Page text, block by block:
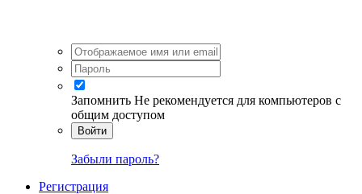
Запомнить Не рекомендуется для компьютеров с
общим доступом
Войти
Забыли пароль?
Регистрация